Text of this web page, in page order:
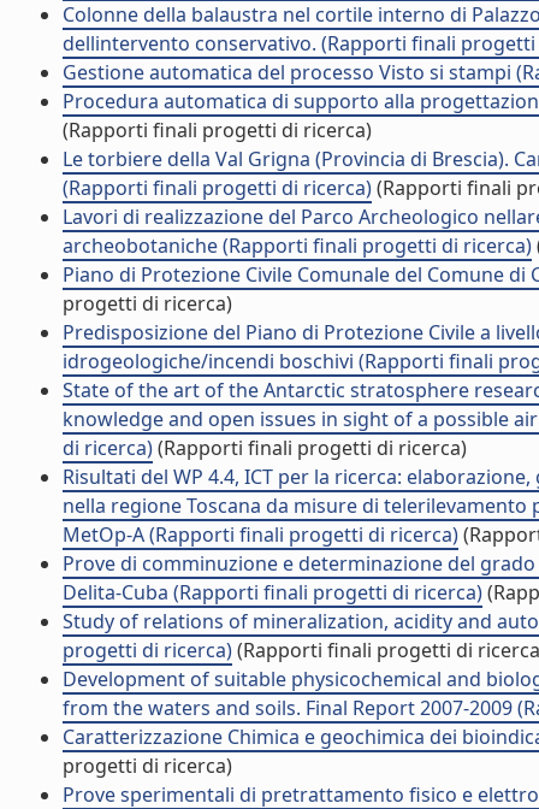
Colonne della balaustra nel cortile interno di
dellintervento conservativo. (Rapporti finali
Gestione automatica del processo Visto si stampi
Procedura automatica di supporto alla
(Rapporti finali progetti di ricerca)
Le torbiere della Val Grigna (Provincia di Brescia).
(Rapporti finali progetti di ricerca)(Rapporti finali
Lavori di realizzazione del Parco Archeologico
archeobotaniche (Rapporti finali progetti di ricerca)
Piano di Protezione Civile Comunale del Comune
progetti di ricerca)
Predisposizione del Piano di Protezione Civile a
idrogeologiche/incendi boschivi (Rapporti finali
State of the art of the Antarctic stratosphere
knowledge and open issues in sight of a possible
di ricerca)(Rapporti finali progetti di ricerca)
Risultati del WP 4.4, ICT per la ricerca:
nella regione Toscana da misure di
MetOp-A (Rapporti finali progetti di ricerca)
Prove di comminuzione e determinazione del
Delita-Cuba (Rapporti finali progetti di ricerca)
Study of relations of mineralization, acidity and
progetti di ricerca)(Rapporti finali progetti di
Development of suitable physicochemical and
from the waters and soils. Final Report 2007-2009
Caratterizzazione Chimica e geochimica dei
progetti di ricerca)
Prove sperimentali di pretrattamento fisico e